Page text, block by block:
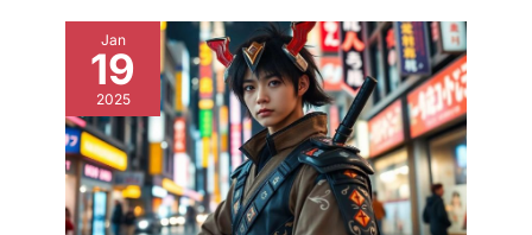
Jan
19
2025